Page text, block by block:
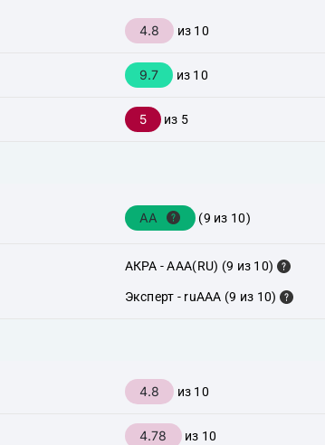
4.8 из 10
9.7 из 10
5 из 5
AA (9 из 10)
АКРА - AAA(RU) (9 из 10)
Эксперт - ruAAA (9 из 10)
4.8 из 10
4.78 из 10